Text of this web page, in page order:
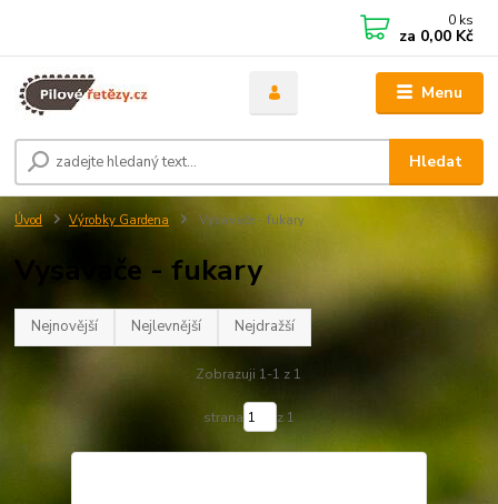
Menu
Hledat
0 ks
za 0,00 Kč
Úvod Výrobky Gardena Vysavače - fukary
Vysavače - fukary
Nejnovější Nejlevnější Nejdražší
Zobrazuji 1-1 z 1
strana z 1